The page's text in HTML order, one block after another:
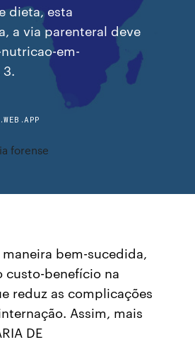
dieta, esta
a via parenteral deve
em-
forense
maneira bem-sucedida,
custo-benefício na
reduz as complicações
Assim, mais
DE